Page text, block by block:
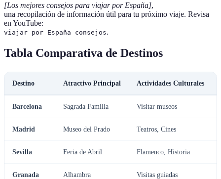
[Los mejores consejos para viajar por España],
una recopilación de información útil para tu próximo viaje. Revisa
en YouTube:
viajar por España consejos.
Tabla Comparativa de Destinos
Destino Atractivo Principal Actividades Culturales
Barcelona Sagrada Familia Visitar museos
Madrid Museo del Prado Teatros, Cines
Sevilla Feria de Abril Flamenco, Historia
Granada Alhambra Visitas guiadas